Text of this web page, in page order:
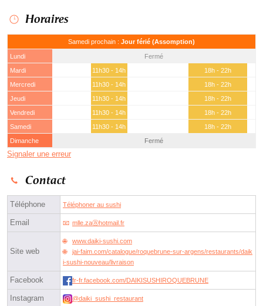
Horaires
Samedi prochain : Jour férié (Assomption)
Lundi
Fermé
Mardi
11h30 - 14h
18h - 22h
Mercredi
11h30 - 14h
18h - 22h
Jeudi
11h30 - 14h
18h - 22h
Vendredi
11h30 - 14h
18h - 22h
Samedi
11h30 - 14h
18h - 22h
Dimanche
Fermé
Signaler une erreur
Contact
Téléphone Téléphoner au sushi
Email mlle.zaⓐhotmail.fr
Site web
www.daiki-sushi.com
jai-faim.com/catalogue/roquebrune-sur-argens/restaurants/daik
i-sushi-nouveau/livraison
Facebook fr-fr.facebook.com/DAIKISUSHIROQUEBRUNE
Instagram @daiki_sushi_restaurant